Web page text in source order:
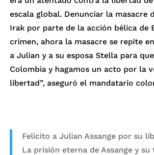
escala global. Denunciar la masacre
Irak por parte de la acción bélica de
crimen, ahora la masacre se repite
a Julian y a su esposa Stella para
Colombia y hagamos un acto por la
libertad”, aseguró el mandatario
Felicito a Julian Assange por su
La prisión eterna de Assange y